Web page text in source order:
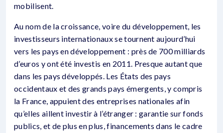
mobilisent.
Au nom de la croissance, voire du développement, les
investisseurs internationaux se tournent aujourd’hui
vers les pays en développement : près de 700 milliards
d’euros y ont été investis en 2011. Presque autant que
dans les pays développés. Les États des pays
occidentaux et des grands pays émergents, y compris
la France, appuient des entreprises nationales afin
qu’elles aillent investir à l’étranger : garantie sur fonds
publics, et de plus en plus, financements dans le cadre